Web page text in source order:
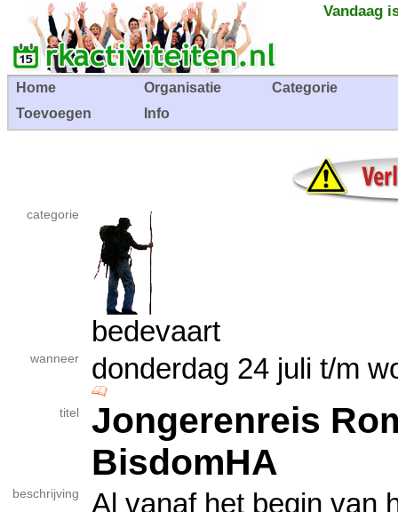
Vandaag
Home Organisatie
Categorie
Toevoegen
Info
categorie
bedevaart
wanneer donderdag 24 juli t/m
titel
Jongerenreis
BisdomHA
beschrijving
Al vanaf het begin van